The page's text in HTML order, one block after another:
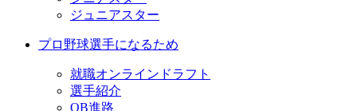
ジュニアスター
プロ野球選手になるため
就職オンラインドラフト
選手紹介
OB進路